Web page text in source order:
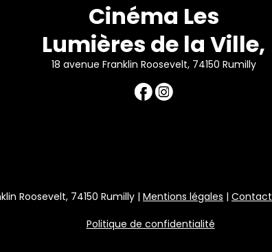
Cinéma Les
Lumières de la Ville,
18 avenue Franklin Roosevelt, 74150 Rumilly
Roosevelt, 74150 Rumilly | Mentions légales | Contact
Politique de confidentialité